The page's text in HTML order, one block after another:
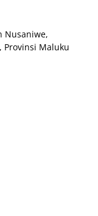
Nusaniwe,
Provinsi Maluku